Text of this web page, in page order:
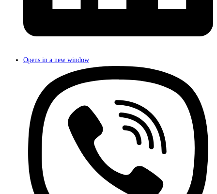
Opens in a new window